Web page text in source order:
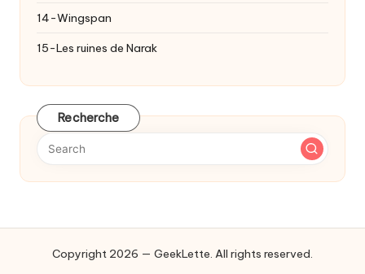
14-Wingspan
15-Les ruines de Narak
Recherche
Copyright 2026 — GeekLette. All rights reserved.